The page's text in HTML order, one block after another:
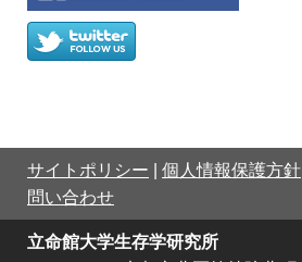
サイトポリシー 個人情報保護方針
問い合わせ
立命館大学生存学研究所